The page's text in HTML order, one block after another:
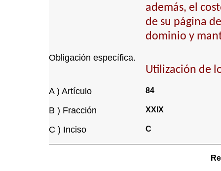
además, el
de su página
dominio y
Obligación específica.
Utilización de
A ) Artículo 84
B ) Fracción XXIX
C ) Inciso C